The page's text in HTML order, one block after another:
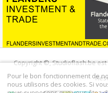
Copyright ©, Studioflash.be est
Pour le bon fonctionnement de
nous utilisons des cookies. Si